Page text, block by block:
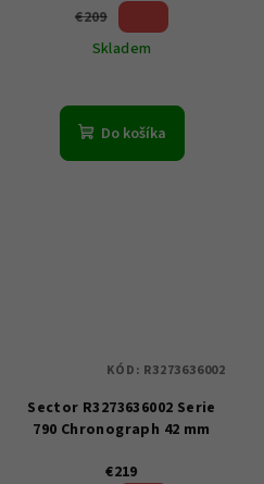
€209
Skladem
Do košíka
Sector R3273636002 Serie
790 Chronograph 42 mm
€219
KÓD: R3273636002